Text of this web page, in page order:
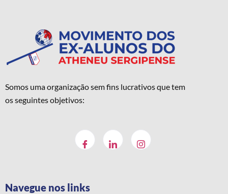
Somos uma organização sem fins lucrativos que tem
os seguintes objetivos:
Navegue nos links